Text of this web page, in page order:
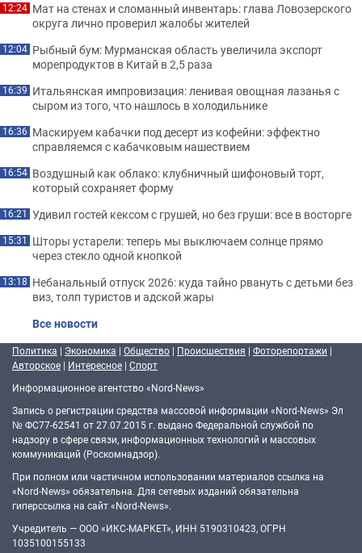
12:24 Мат на стенах и сломанный инвентарь: глава Ловозерского
округа лично проверил жалобы жителей
12:04 Рыбный бум: Мурманская область увеличила экспорт
морепродуктов в Китай в 2,5 раза
16:39 Итальянская импровизация: ленивая овощная лазанья с
сыром из того, что нашлось в холодильнике
16:36 Маскируем кабачки под десерт из кофейни: эффектно
справляемся с кабачковым нашествием
16:54 Воздушный как облако: клубничный шифоновый торт,
который сохраняет форму
16:21 Удивил гостей кексом с грушей, но без груши: все в восторге
15:31 Шторы устарели: теперь мы выключаем солнце прямо
через стекло одной кнопкой
13:18 Небанальный отпуск 2026: куда тайно рвануть с детьми без
виз, толп туристов и адской жары
Все новости
Политика | Экономика | Общество | Происшествия | Фоторепортажи |
Авторское | Интересное | Спорт
Информационное агентство «Nord-News»
Запись о регистрации средства массовой информации «Nord-News» Эл
№ ФС77-62541 от 27.07.2015 г. выдано Федеральной службой по
надзору в сфере связи, информационных технологий и массовых
коммуникаций (Роскомнадзор).
При полном или частичном использовании материалов ссылка на
«Nord-News» обязательна. Для сетевых изданий обязательна
гиперссылка на сайт «Nord-News».
Учредитель — ООО «ИКС-МАРКЕТ», ИНН 5190310423, ОГРН
1035100155133